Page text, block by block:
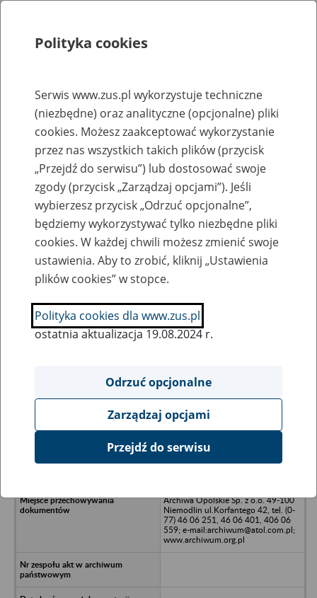
Rejestry, ewidencje i archiwa
Baza zlikwidowanych lub
przekształconych zakładów pracy
Nazwa zakładu pracy:
SZUKAJ
Ukryj wszystkie pozycje bazy
Projects & Design Spółka z o.o.,
Archiwa Opolskie Sp. z o.o. 49-100
Niemodlin ul.Korfantego 42, tel. (0-
77) 46 06 251, 46 06 401, 406 06
559; e-mail:archiwum@atol.com.pl;
www.archiwum.org.pl
Polityka cookies
Serwis www.zus.pl wykorzystuje techniczne
(niezbędne) oraz analityczne (opcjonalne) pliki
cookies. Możesz zaakceptować wykorzystanie
przez nas wszystkich takich plików (przycisk
„Przejdź do serwisu”) lub dostosować swoje
zgody (przycisk „Zarządzaj opcjami”). Jeśli
wybierzesz przycisk „Odrzuć opcjonalne”,
będziemy wykorzystywać tylko niezbędne pliki
cookies. W każdej chwili możesz zmienić swoje
ustawienia. Aby to zrobić, kliknij „Ustawienia
plików cookies” w stopce.
Polityka cookies dla www.zus.pl
ostatnia aktualizacja 19.08.2024 r.
Odrzuć opcjonalne
Zarządzaj opcjami
Przejdź do serwisu